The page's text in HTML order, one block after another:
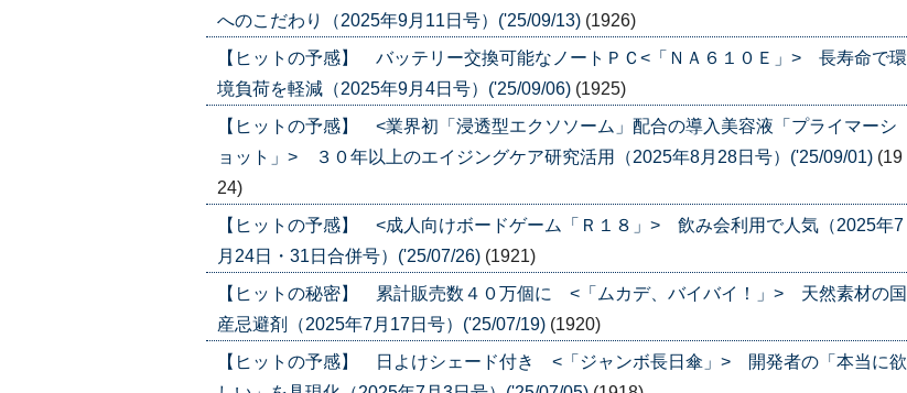
へのこだわり（2025年9月11日号）('25/09/13) (1926)
【ヒットの予感】 バッテリー交換可能なノートＰＣ<「ＮＡ６１０Ｅ」> 長寿命で環
境負荷を軽減（2025年9月4日号）('25/09/06) (1925)
【ヒットの予感】 <業界初「浸透型エクソソーム」配合の導入美容液「プライマーシ
ョット」> ３０年以上のエイジングケア研究活用（2025年8月28日号）('25/09/01) (19
24)
【ヒットの予感】 <成人向けボードゲーム「Ｒ１８」> 飲み会利用で人気（2025年7
月24日・31日合併号）('25/07/26) (1921)
【ヒットの秘密】 累計販売数４０万個に <「ムカデ、バイバイ！」> 天然素材の国
産忌避剤（2025年7月17日号）('25/07/19) (1920)
【ヒットの予感】 日よけシェード付き <「ジャンボ長日傘」> 開発者の「本当に欲